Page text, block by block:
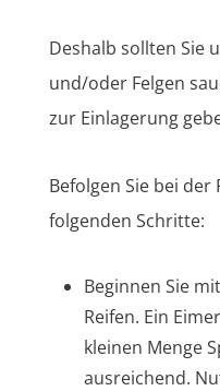
Deshalb sollten Sie
und/oder Felgen
zur Einlagerung
Befolgen Sie bei der
folgenden Schritte:
Beginnen Sie
Reifen. Ein
kleinen Menge
ausreichend.